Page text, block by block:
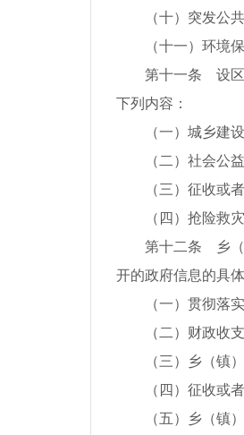
（十）突发公
（十一）环境
第十一条 设区
下列内容：
（一）城乡建
（二）社会公
（三）征收或
（四）抢险救
第十二条 乡（
开的政府信息的具
（一）贯彻落
（二）财政收
（三）乡（镇
（四）征收或
（五）乡（镇